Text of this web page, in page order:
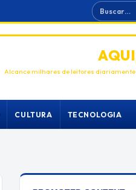
Buscar
ANUNCIEAQUI
Alcance milhares de leitores diariamente
CULTURA TECNOLOGIA